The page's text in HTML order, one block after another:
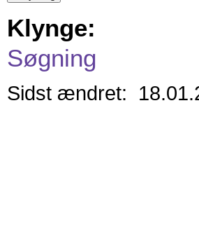
Klynge:
Søgning
Sidst ændret: